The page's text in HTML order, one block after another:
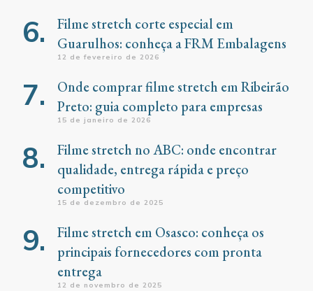
Filme stretch corte especial em
Guarulhos: conheça a FRM Embalagens
12 de fevereiro de 2026
Onde comprar filme stretch em Ribeirão
Preto: guia completo para empresas
15 de janeiro de 2026
Filme stretch no ABC: onde encontrar
qualidade, entrega rápida e preço
competitivo
15 de dezembro de 2025
Filme stretch em Osasco: conheça os
principais fornecedores com pronta
entrega
12 de novembro de 2025